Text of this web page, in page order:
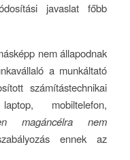
javaslat főbb
nem állapodnak
a munkáltató
számítástechnikai
mobiltelefon,
magáncélra nem
ennek az